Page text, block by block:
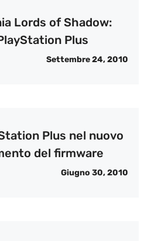
Lords of Shadow:
Plus
Settembre 24, 2010
Plus nel nuovo
del firmware
Giugno 30, 2010